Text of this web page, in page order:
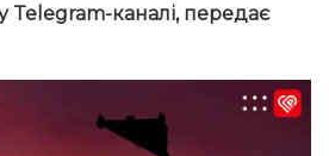
Telegram-каналі, передає